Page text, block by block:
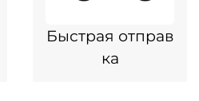
Быстрая отправ
ка